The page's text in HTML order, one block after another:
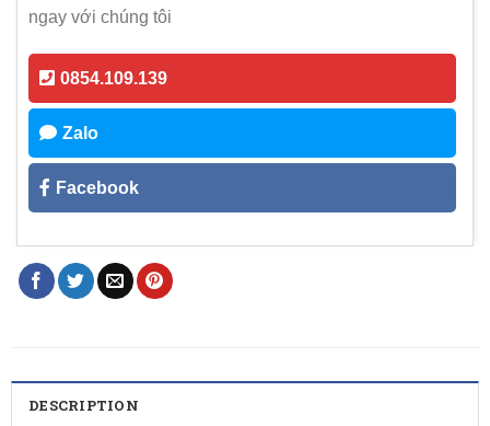
ngay với chúng tôi
0854.109.139
Zalo
Facebook
DESCRIPTION